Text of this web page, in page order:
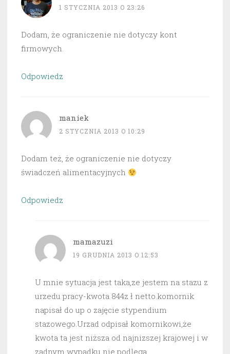
1 STYCZNIA 2013 O 23:26
Dodam, że ograniczenie nie dotyczy kont
firmowych.
Odpowiedz
maniek
2 STYCZNIA 2013 O 10:29
Dodam też, że ograniczenie nie dotyczy
świadczeń alimentacyjnych
Odpowiedz
mamazuzi
19 GRUDNIA 2013 O 12:53
U mnie sytuacja jest taka,ze jestem na stazu z
urzedu pracy-kwota 844z ł netto.komornik
napisał do up o zajęcie stypendium
stazowego.Urzad odpisał komornikowi,że
kwota ta jest niższa od najnizszej krajowej i w
zadnym wypadku nie podlega